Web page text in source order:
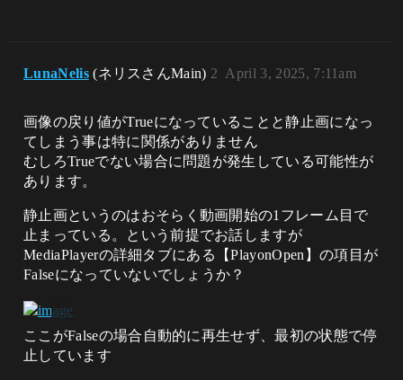
LunaNelis (ネリスさんMain) April 3, 2025, 7:11am
2
画像の戻り値がTrueになっていることと静止画になっ
てしまう事は特に関係がありません
むしろTrueでない場合に問題が発生している可能性が
あります。
静止画というのはおそらく動画開始の1フレーム目で
止まっている。という前提でお話しますが
MediaPlayerの詳細タブにある【PlayonOpen】の項目が
Falseになっていないでしょうか？
ここがFalseの場合自動的に再生せず、最初の状態で停
止しています